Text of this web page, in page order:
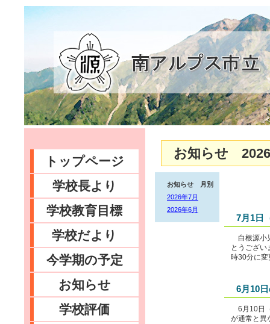
トップページ
学校長より
学校教育目標
学校だより
今学期の予定
お知らせ
学校評価
お知らせ
お知らせ 月別
2026年7月
2026年6月
7月1日
白根源小
とうござい
時30分に
6月10
6月10日
が通常と異